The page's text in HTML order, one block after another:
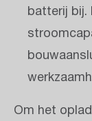
batterij bij.
Om het